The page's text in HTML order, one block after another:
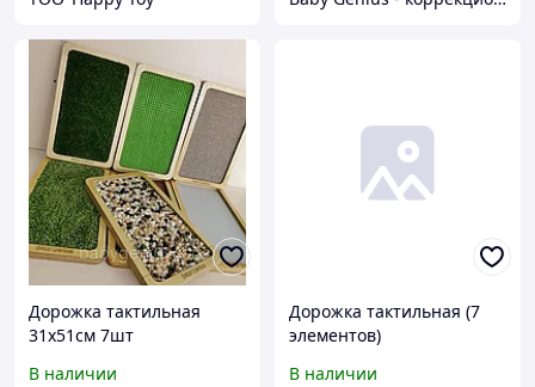
Дорожка тактильная
31х51см 7шт
В наличии
Дорожка тактильная (7
элементов)
В наличии